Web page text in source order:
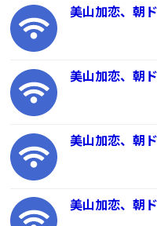
美山加恋、朝
美山加恋、朝
美山加恋、朝
美山加恋、朝